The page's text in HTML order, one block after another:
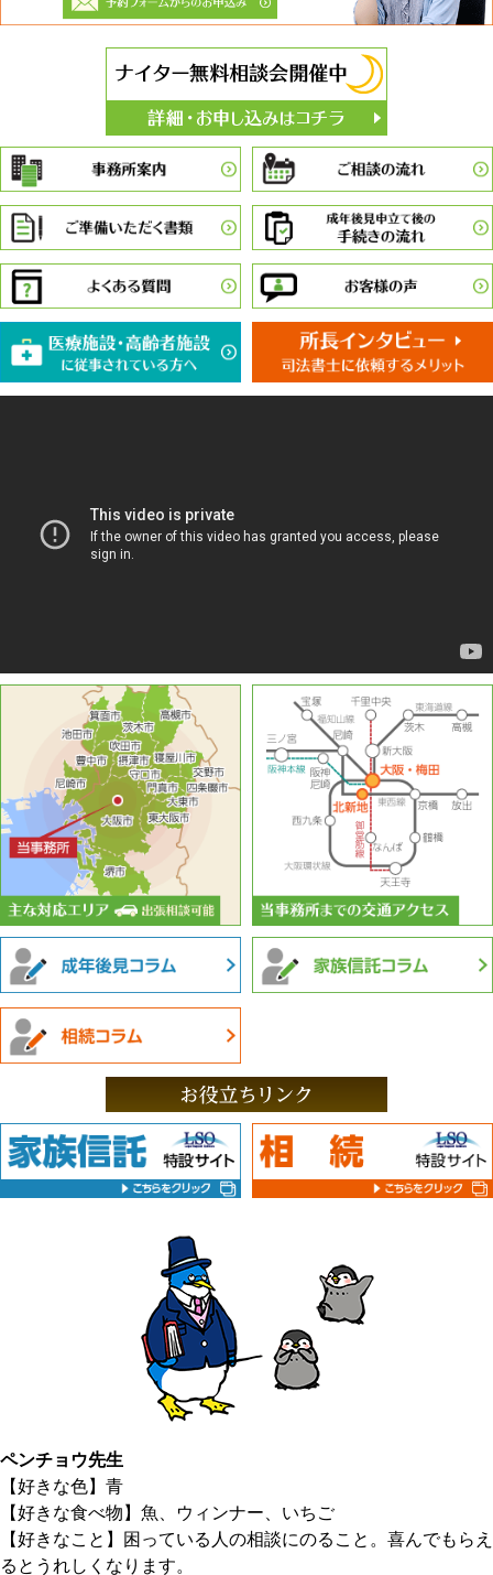
ペンチョウ先生
【好きな色】青
【好きな食べ物】魚、ウィンナー、いちご
【好きなこと】困っている人の相談にのること。喜んでもらえ
るとうれしくなります。